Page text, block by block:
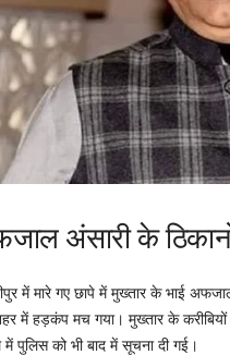
अंसारी के
में मारे गए छापे में मुख्‍तार के भाई
में हड़कंप मच गया। मुख्‍तार के करीबियों
में पुलिस को भी बाद में सूचना दी गई।